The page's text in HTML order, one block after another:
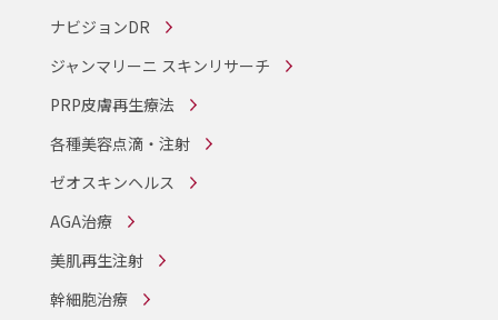
ナビジョンDR
ジャンマリーニ スキンリサーチ
PRP皮膚再生療法
各種美容点滴・注射
ゼオスキンヘルス
AGA治療
美肌再生注射
幹細胞治療